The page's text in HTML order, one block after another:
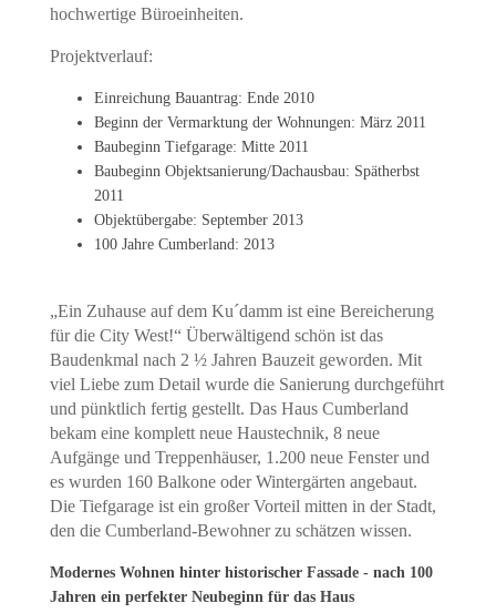
hochwertige Büroeinheiten.
Projektverlauf:
Einreichung Bauantrag: Ende 2010
Beginn der Vermarktung der Wohnungen: März 2011
Baubeginn Tiefgarage: Mitte 2011
Baubeginn Objektsanierung/Dachausbau: Spätherbst
2011
Objektübergabe: September 2013
100 Jahre Cumberland: 2013
„Ein Zuhause auf dem Ku´damm ist eine Bereicherung
für die City West!“ Überwältigend schön ist das
Baudenkmal nach 2 ½ Jahren Bauzeit geworden. Mit
viel Liebe zum Detail wurde die Sanierung durchgeführt
und pünktlich fertig gestellt. Das Haus Cumberland
bekam eine komplett neue Haustechnik, 8 neue
Aufgänge und Treppenhäuser, 1.200 neue Fenster und
es wurden 160 Balkone oder Wintergärten angebaut.
Die Tiefgarage ist ein großer Vorteil mitten in der Stadt,
den die Cumberland-Bewohner zu schätzen wissen.
Modernes Wohnen hinter historischer Fassade - nach 100
Jahren ein perfekter Neubeginn für das Haus